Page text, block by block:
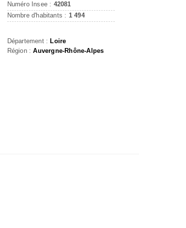
Numéro Insee : 42081
Nombre d'habitants : 1 494
Département : Loire
Région :Auvergne-Rhône-Alpes